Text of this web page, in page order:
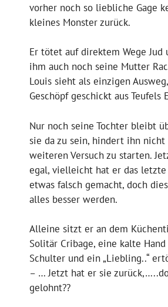
vorher noch so liebliche Gage
kleines Monster zurück.
Er tötet auf direktem Wege Jud
ihm auch noch seine Mutter
Louis sieht als einzigen
Geschöpf geschickt aus Teufels
Nur noch seine Tochter bleibt
sie da zu sein, hindert ihn nicht
weiteren Versuch zu starten.
egal, vielleicht hat er das letzte
etwas falsch gemacht, doch
alles besser werden.
Alleine sitzt er an dem
Solitär Cribage, eine kalte
Schulter und ein „Liebling..“
– … Jetzt hat er sie
gelohnt??